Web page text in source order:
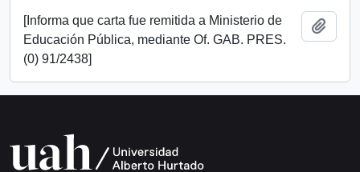
[Informa que carta fue remitida a Ministerio de
Educación Pública, mediante Of. GAB. PRES.
(0) 91/2438]